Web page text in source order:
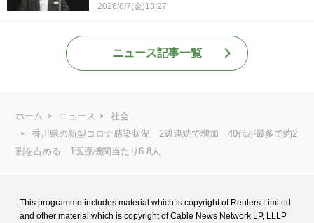
2026/8/7(金)18:27
ニュース記事一覧
ホーム ニュース
社会
香川県の新型コロナ感染状況 2週連続で増加 40代が最多で約2
割を占める 1医療機関当たり6.8人
This programme includes material which is copyright of Reuters Limited
and other material which is copyright of Cable News Network LP, LLLP